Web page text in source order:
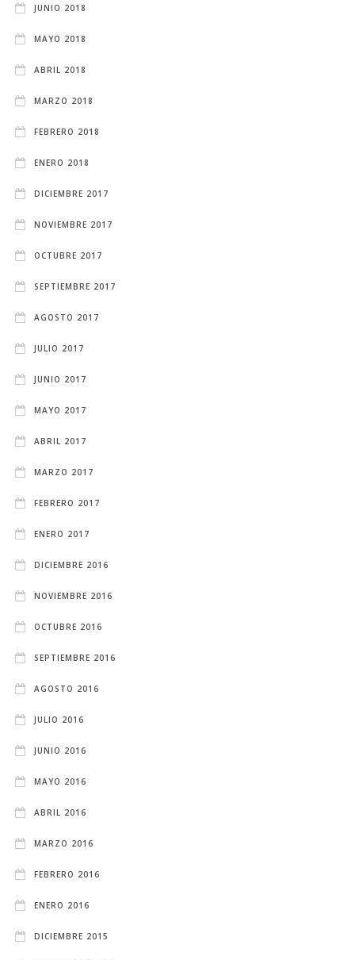
JUNIO 2018
MAYO 2018
ABRIL 2018
MARZO 2018
FEBRERO 2018
ENERO 2018
DICIEMBRE 2017
NOVIEMBRE 2017
OCTUBRE 2017
SEPTIEMBRE 2017
AGOSTO 2017
JULIO 2017
JUNIO 2017
MAYO 2017
ABRIL 2017
MARZO 2017
FEBRERO 2017
ENERO 2017
DICIEMBRE 2016
NOVIEMBRE 2016
OCTUBRE 2016
SEPTIEMBRE 2016
AGOSTO 2016
JULIO 2016
JUNIO 2016
MAYO 2016
ABRIL 2016
MARZO 2016
FEBRERO 2016
ENERO 2016
DICIEMBRE 2015